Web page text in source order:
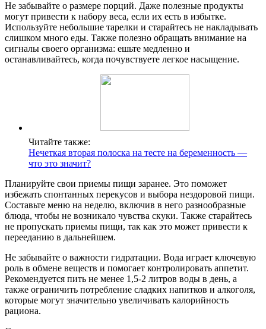
Не забывайте о размере порций. Даже полезные продукты
могут привести к набору веса, если их есть в избытке.
Используйте небольшие тарелки и старайтесь не накладывать
слишком много еды. Также полезно обращать внимание на
сигналы своего организма: ешьте медленно и
останавливайтесь, когда почувствуете легкое насыщение.
Читайте также:
Нечеткая вторая полоска на тесте на беременность —
что это значит?
Планируйте свои приемы пищи заранее. Это поможет
избежать спонтанных перекусов и выбора нездоровой пищи.
Составьте меню на неделю, включив в него разнообразные
блюда, чтобы не возникало чувства скуки. Также старайтесь
не пропускать приемы пищи, так как это может привести к
перееданию в дальнейшем.
Не забывайте о важности гидратации. Вода играет ключевую
роль в обмене веществ и помогает контролировать аппетит.
Рекомендуется пить не менее 1,5-2 литров воды в день, а
также ограничить потребление сладких напитков и алкоголя,
которые могут значительно увеличивать калорийность
рациона.